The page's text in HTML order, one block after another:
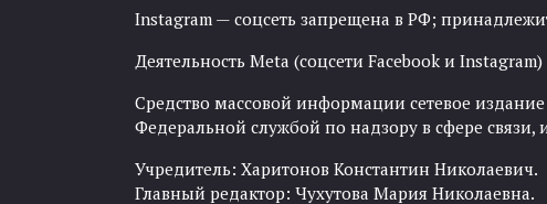
Instagram — соцсеть запрещена в РФ;
Деятельность Meta (соцсети Facebook и
Средство массовой информации сетевое
Федеральной службой по надзору в сфере
Учредитель: Харитонов Константин Николаевич.
Главный редактор: Чухутова Мария Николаевна.